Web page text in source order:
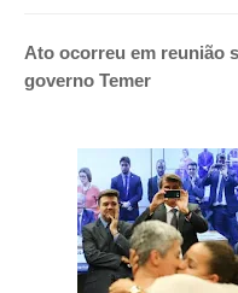
Ato ocorreu em reunião
governo Temer